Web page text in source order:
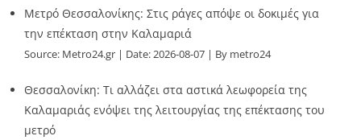
Μετρό Θεσσαλονίκης: Στις ράγες απόψε οι δοκιμές για
την επέκταση στην Καλαμαριά
Source: Metro24.gr Date: 2026-08-07 By metro24
Θεσσαλονίκη: Τι αλλάζει στα αστικά λεωφορεία της
Καλαμαριάς ενόψει της λειτουργίας της επέκτασης του
μετρό